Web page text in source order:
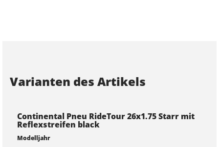
Varianten des Artikels
Continental Pneu RideTour 26x1.75 Starr mit
Reflexstreifen black
Modelljahr